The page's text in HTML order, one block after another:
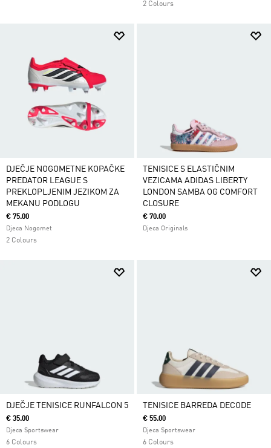
2 Colours
DJEČJE NOGOMETNE KOPAČKE
PREDATOR LEAGUE S
PREKLOPLJENIM JEZIKOM ZA
MEKANU PODLOGU
€ 75.00
Djeca Nogomet
2 Colours
TENISICE S ELASTIČNIM
VEZICAMA ADIDAS LIBERTY
LONDON SAMBA OG COMFORT
CLOSURE
€ 70.00
Djeca Originals
DJEČJE TENISICE RUNFALCON 5
€ 35.00
Djeca Sportswear
6 Colours
TENISICE BARREDA DECODE
€ 55.00
Djeca Sportswear
6 Colours